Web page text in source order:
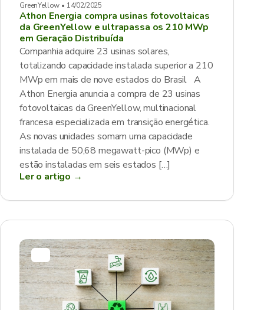
GreenYellow • 14/02/2025
Athon Energia compra usinas fotovoltaicas
da GreenYellow e ultrapassa os 210 MWp
em Geração Distribuída
Companhia adquire 23 usinas solares,
totalizando capacidade instalada superior a 210
MWp em mais de nove estados do Brasil A
Athon Energia anuncia a compra de 23 usinas
fotovoltaicas da GreenYellow, multinacional
francesa especializada em transição energética.
As novas unidades somam uma capacidade
instalada de 50,68 megawatt-pico (MWp) e
estão instaladas em seis estados […]
Ler o artigo →